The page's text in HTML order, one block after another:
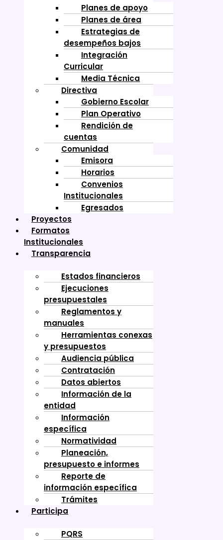
Planes de apoyo
Planes de área
Estrategias de
desempeños bajos
Integración
Curricular
Media Técnica
Directiva
Gobierno Escolar
Plan Operativo
Rendición de
cuentas
Comunidad
Emisora
Horarios
Convenios
Institucionales
Egresados
Proyectos
Formatos
Institucionales
Transparencia
Estados financieros
Ejecuciones
presupuestales
Reglamentos y
manuales
Herramientas conexas
y presupuestos
Audiencia pública
Contratación
Datos abiertos
Información de la
entidad
Información
específica
Normatividad
Planeación,
presupuesto e informes
Reporte de
información específica
Trámites
Participa
PQRS